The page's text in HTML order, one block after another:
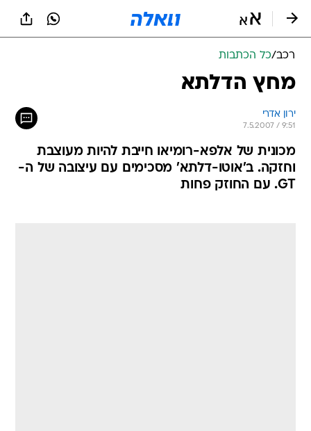
רכב/כל הכתבות
מחץ הדלתא
ירון אדרי
7.5.2007 / 9:51
מכונית של אלפא-רומיאו חייבת להיות מעוצבת
וחזקה. ב'אוטו-דלתא' מסכימים עם עיצובה של ה-
GT. עם החוזק פחות